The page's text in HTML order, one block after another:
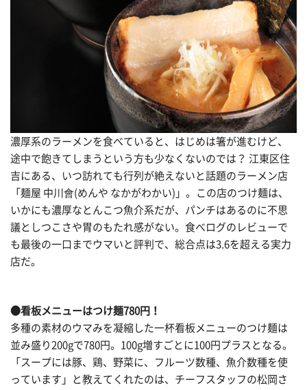
濃厚系のラーメンを食べていると、はじめは箸が進むけど、
途中で飽きてしまうという方も少なくないのでは？ 江東区住
吉にある、いつ訪れても行列が絶えないと話題のラーメン店
「麺屋 中川會(めんや なかがわかい)」。この店のつけ麺は、
いかにも濃厚なとんこつ魚介系だが、パンチはあるのに不思
議としつこさや胃のもたれ感がない。食べログのレビューで
も最後の一口までウマいと評判で、総合点は3.6を超える実力
店だ。
●看板メニューはつけ麺780円！
多種の素材のウマみを凝縮した一杯看板メニューのつけ麺は
並み盛り200gで780円。100g増すごとに100円プラスとなる。
「スープには豚、鶏、野菜に、フルーツ数種、魚介数種を使
っています」と教えてくれたのは、チーフスタッフの松岡さ